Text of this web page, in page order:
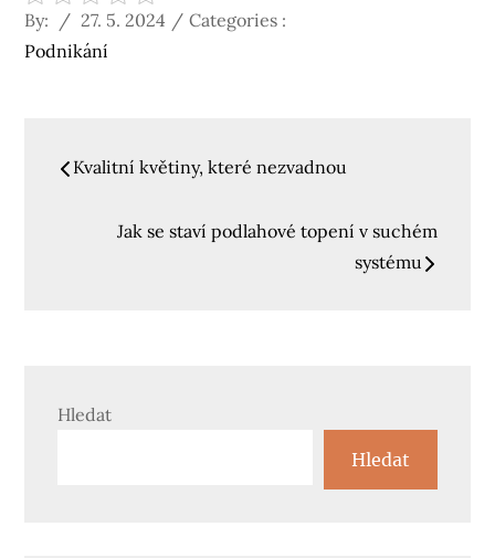
By:
Posted
on
27. 5. 2024
Categories
Categories :
Podnikání
Navigace
Kvalitní květiny, které nezvadnou
Jak se staví podlahové topení v suchém
systému
Hledat
Hledat